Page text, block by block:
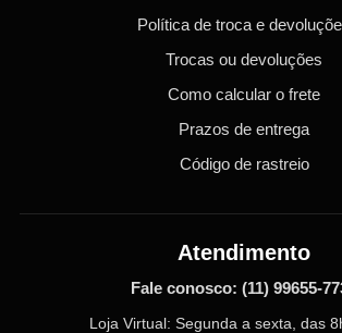
Política de troca e
Trocas ou devoluções
Como calcular o frete
Prazos de entrega
Código de rastreio
Atendimento
Fale conosco: (11) 99655-
Loja Virtual: Segunda a sexta, das